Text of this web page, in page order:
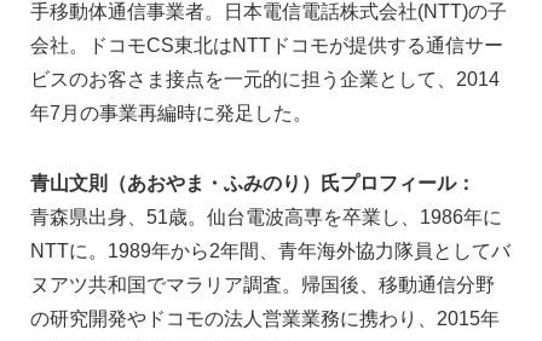
手移動体通信事業者。日本電信電話株式会社(NTT)の子
会社。ドコモCS東北はNTTドコモが提供する通信サー
ビスのお客さま接点を一元的に担う企業として、2014
年7月の事業再編時に発足した。
青山文則（あおやま・ふみのり）氏プロフィール：
青森県出身、51歳。仙台電波高専を卒業し、1986年に
NTTに。1989年から2年間、青年海外協力隊員としてバ
ヌアツ共和国でマラリア調査。帰国後、移動通信分野
の研究開発やドコモの法人営業業務に携わり、2015年